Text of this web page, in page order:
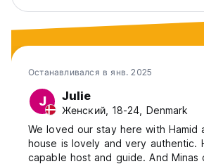
Останавливался в янв. 2025
J Julie
Женский, 18-24, Denmark
We loved our stay here with Hamid
house is lovely and very authentic.
capable host and guide. And Minas